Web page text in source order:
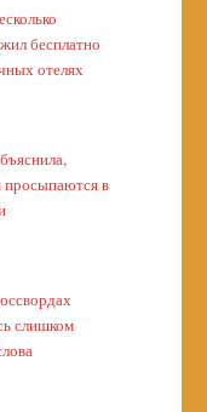
бесплатно
отелях
в
слишком